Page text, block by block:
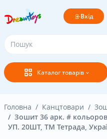
Каталог товарів
Вхід
Головна
Постачальникам
Покупцям
Оплата і доставка
Головна Канцтовари
Зошит 36 арк. #
УП. 20ШТ, ТМ Тетрада,